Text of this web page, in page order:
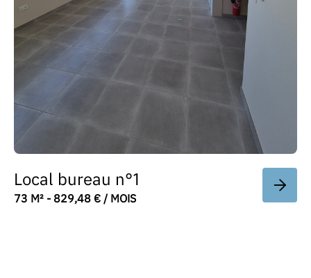
Local bureau n°1
73 M² - 829,48 € / MOIS